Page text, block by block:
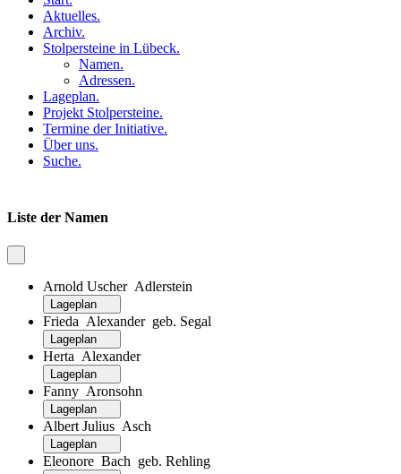
Aktuelles.
Archiv.
Stolpersteine in Lübeck.
Namen.
Adressen.
Lageplan.
Projekt Stolpersteine.
Termine der Initiative.
Über uns.
Suche.
Liste der Namen
Arnold Uscher Adlerstein
Frieda Alexander geb. Segal
Herta Alexander
Fanny Aronsohn
Albert Julius Asch
Eleonore Bach geb. Rehling